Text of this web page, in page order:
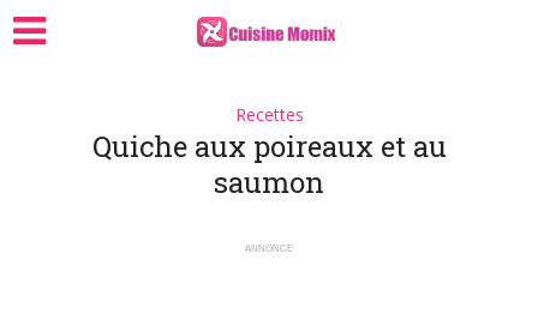
Recettes
Quiche aux poireaux et au
saumon
ANNONCE